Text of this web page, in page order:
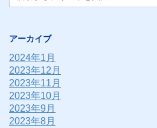
アーカイブ
2024年1月
2023年12月
2023年11月
2023年10月
2023年9月
2023年8月